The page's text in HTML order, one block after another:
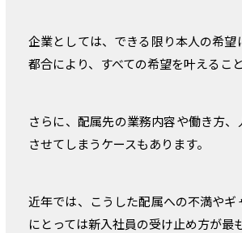
企業としては、できる限り本人の希
都合により、すべての希望を叶えるこ
さらに、配属先の業務内容や働き方
させてしまうケースもあります。
近年では、こうした配属への不満や
にとっては新入社員の受け止め方が最